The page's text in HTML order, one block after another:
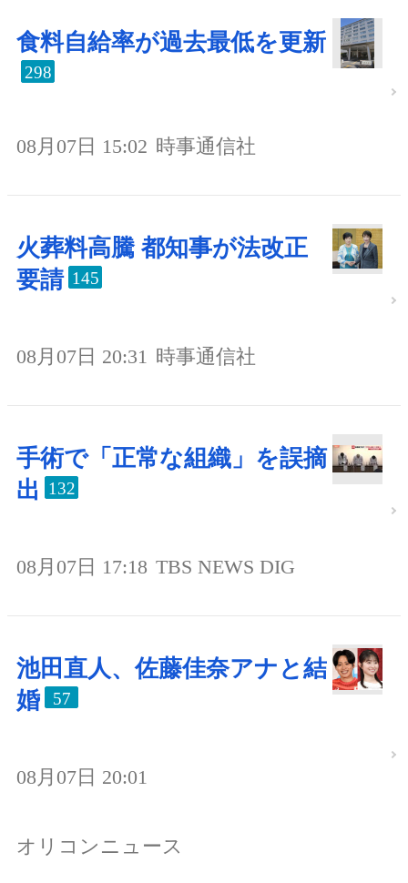
食料自給率が過去最低を更新
298
08月07日 15:02 時事通信社
火葬料高騰 都知事が法改正
要請 145
08月07日 20:31 時事通信社
手術で「正常な組織」を誤摘
出
132
08月07日 17:18 TBS NEWS DIG
池田直人、佐藤佳奈アナと結
婚
57
08月07日 20:01
オリコンニュース